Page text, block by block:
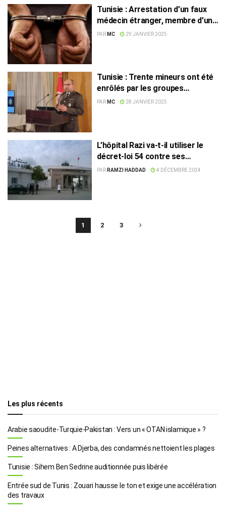
Tunisie : Arrestation d’un faux
médecin étranger, membre d’un
réseau d’escroquerie en ligne
PAR MC 29 JANVIER 2025
Tunisie : Trente mineurs ont été
enrôlés par les groupes
terroristes en 2024
PAR MC 28 JANVIER 2025
L’hôpital Razi va-t-il utiliser le
décret-loi 54 contre ses
détracteurs ?
PAR RAMZI HADDAD 4 DÉCEMBRE 2024
1 2 3
Les plus récents
Arabie saoudite-Turquie-Pakistan : Vers un « OTAN islamique » ?
Peines alternatives : A Djerba, des condamnés nettoient les plages
Tunisie : Sihem Ben Sedrine auditionnée puis libérée
Entrée sud de Tunis : Zouari hausse le ton et exige une accélération
des travaux